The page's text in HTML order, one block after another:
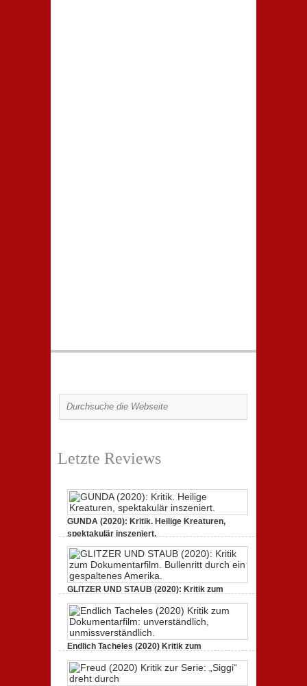
Letzte Reviews
GUNDA (2020): Kritik. Heilige Kreaturen,
spektakulär inszeniert.
GLITZER UND STAUB (2020): Kritik zum
Dokumentarfilm.
3. Oktober 2020,2 Comments
Endlich Tacheles (2020) Kritik zum
Dokumentarfilm: unverständlich,
19. Mai 2020,0 Comments